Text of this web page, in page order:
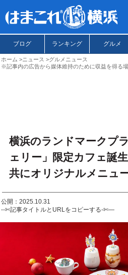
ブログ ランキング グルメ
ホーム ニュース
グルメニュース
※記事内の広告から媒体維持のために収益を得る
横浜のランドマークプ
ェリー」限定カフェ誕
共にオリジナルメニュ
公開：2025.10.31
--✄記事タイトルとURLをコピーする-✄—